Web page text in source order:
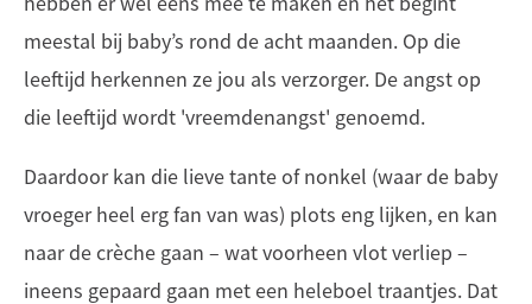
meestal bij baby’s rond de acht maanden. Op die
leeftijd herkennen ze jou als verzorger. De angst op
die leeftijd wordt 'vreemdenangst' genoemd.
Daardoor kan die lieve tante of nonkel (waar de baby
vroeger heel erg fan van was) plots eng lijken, en kan
naar de crèche gaan – wat voorheen vlot verliep –
ineens gepaard gaan met een heleboel traantjes. Dat